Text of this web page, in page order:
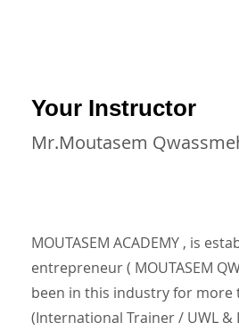
Your Instructor
Mr.Moutasem
MOUTASEM ACADEMY , is
entrepreneur ( MOUTASEM
been in this industry for more
(International Trainer / UWL &